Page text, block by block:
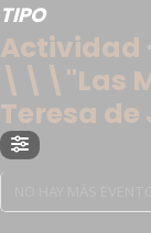
TIPO
Actividad
\\\"Las
Teresa de